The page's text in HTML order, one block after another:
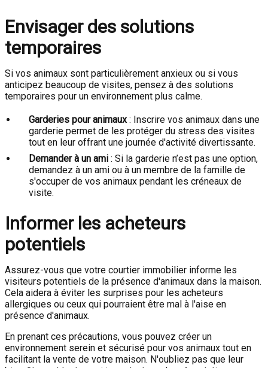
Envisager des solutions
temporaires
Si vos animaux sont particulièrement anxieux ou si vous
anticipez beaucoup de visites, pensez à des solutions
temporaires pour un environnement plus calme.
Garderies pour animaux: Inscrire vos animaux dans une
garderie permet de les protéger du stress des visites
tout en leur offrant une journée d'activité divertissante.
Demander à un ami : Si la garderie n’est pas une option,
demandez à un ami ou à un membre de la famille de
s'occuper de vos animaux pendant les créneaux de
visite.
Informer les acheteurs
potentiels
Assurez-vous que votre courtier immobilier informe les
visiteurs potentiels de la présence d'animaux dans la maison.
Cela aidera à éviter les surprises pour les acheteurs
allergiques ou ceux qui pourraient être mal à l'aise en
présence d'animaux.
En prenant ces précautions, vous pouvez créer un
environnement serein et sécurisé pour vos animaux tout en
facilitant la vente de votre maison. N'oubliez pas que leur